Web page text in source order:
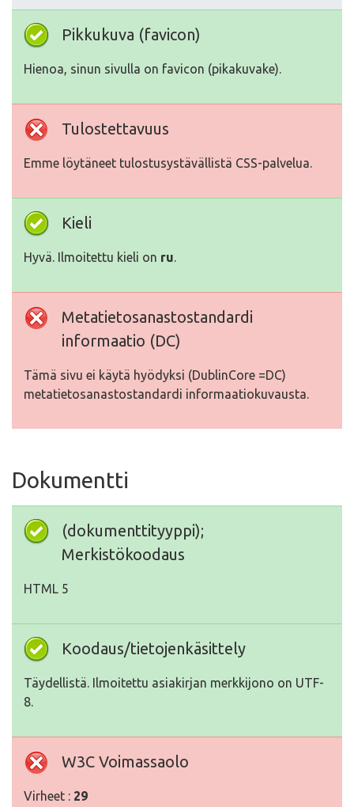
Pikkukuva (favicon)
Hienoa, sinun sivulla on favicon (pikakuvake).
Tulostettavuus
Emme löytäneet tulostusystävällistä CSS-palvelua.
Kieli
Hyvä. Ilmoitettu kieli on ru.
Metatietosanastostandardi
informaatio (DC)
Tämä sivu ei käytä hyödyksi (DublinCore =DC)
metatietosanastostandardi informaatiokuvausta.
Dokumentti
(dokumenttityyppi);
Merkistökoodaus
HTML 5
Koodaus/tietojenkäsittely
Täydellistä. Ilmoitettu asiakirjan merkkijono on UTF-
8.
W3C Voimassaolo
Virheet : 29